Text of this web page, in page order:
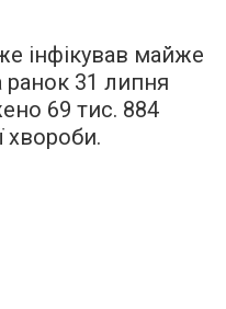
інфікував майже
ранок 31 липня
69 тис. 884
хвороби.